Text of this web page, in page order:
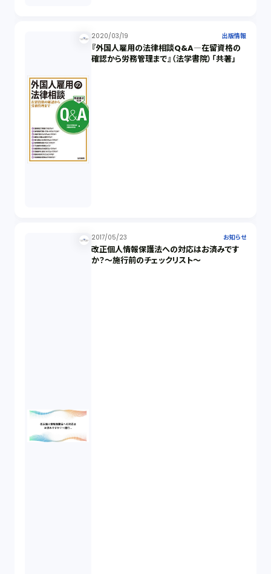
2020/03/19 出版情報
『外国人雇用の法律相談Q&A―在留資格の
確認から労務管理まで』（法学書院）「共著」
2017/05/23 お知らせ
改正個人情報保護法への対応はお済みです
か？～施行前のチェックリスト～